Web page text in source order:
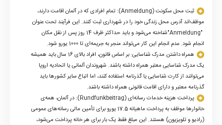
ثبت محل سکونت(Anmeldung): تمام افرادی که در آلمان اقامت دارند،
موظف‌اند آدرس محل زندگی خود را در شهرداری ثبت کنند. این فرآیند تحت عنوان
"Anmeldung"
شناخته می‌شود و باید حداکثر ظرف 14 روز پس از نقل مکان
انجام شود. عدم انجام این کار می‌تواند منجر به جریمه‌ای تا 1000 یورو شود
.
همراه داشتن مدرک شناسایی: بر اساس قانون، افراد بالای 16 سال باید همیشه
یک مدرک شناسایی معتبر همراه داشته باشند. شهروندان آلمانی یا اتحادیه اروپا
می‌توانند از کارت شناسایی یا گذرنامه استفاده کنند، اما اتباع سایر کشورها باید
گذرنامه معتبر و دارای اقامت قانونی همراه داشته باشند.
پرداخت هزینه خدمات رسانه‌ای(Rundfunkbeitrag): در آلمان، همه‌ی
خانوارها موظف به پرداخت ماهیانه 17.5 یورو برای تأمین مالی رسانه‌های عمومی
(رادیو و تلویزیون) هستند. این مبلغ فقط یک بار برای هر خانه پرداخت می‌شود،